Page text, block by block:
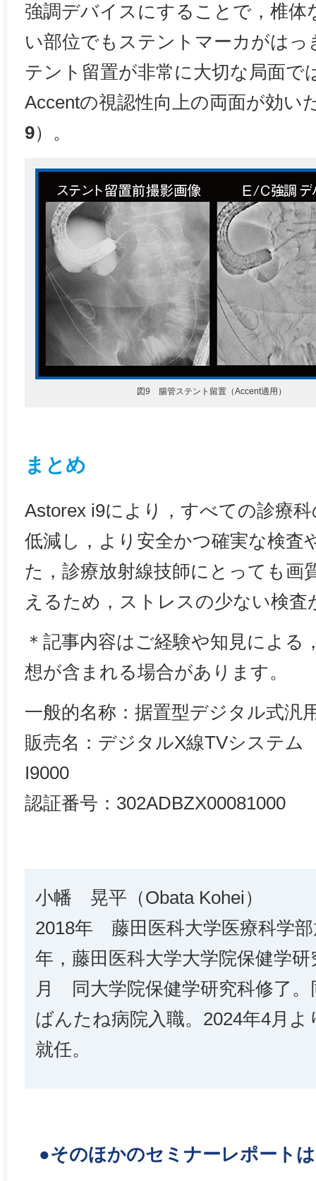
強調デバイスにすることで，椎体
い部位でもステントマーカがは
テント留置が非常に大切な局面で
Accentの視認性向上の両面が効い
9）。
図9 腸管ステント留置（Accent適用）
まとめ
Astorex i9により，すべての診療
低減し，より安全かつ確実な検査
た，診療放射線技師にとっても画
えるため，ストレスの少ない検査
＊記事内容はご経験や知見による
想が含まれる場合があります。
一般的名称：据置型デジタル式汎
販売名：デジタルX線TVシステ
I9000
認証番号：302ADBZX00081000
小幡 晃平（Obata Kohei）
2018年 藤田医科大学医療科学
年，藤田医科大学大学院保健学
月 同大学院保健学研究科修了。
ばんたね病院入職。2024年4月
就任。
●そのほかのセミナーレポート